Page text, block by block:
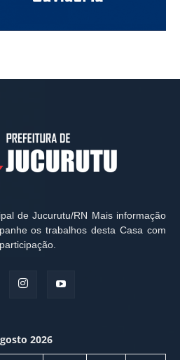
de Jucurutu/RN Mais informação
os trabalhos desta Casa com
2026